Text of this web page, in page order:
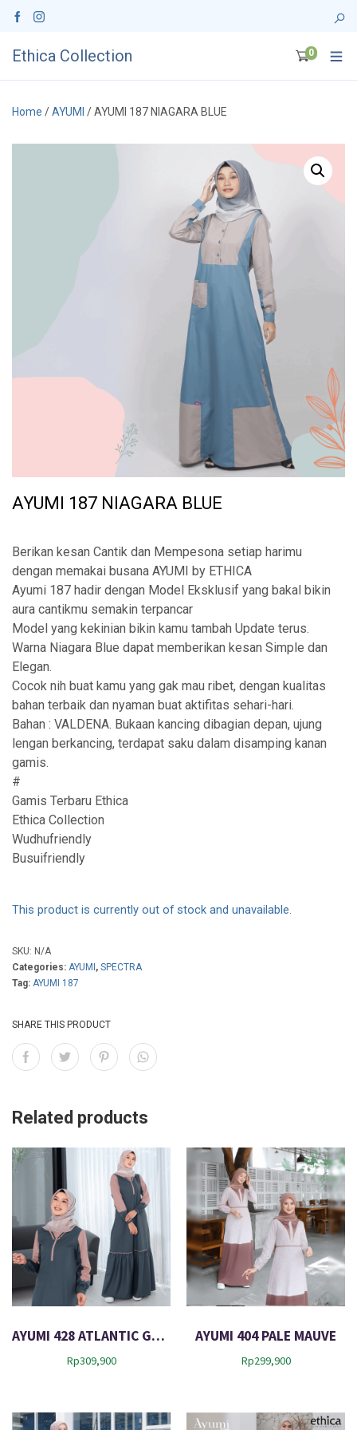
Ethica Collection 0
Home /AYUMI / AYUMI 187 NIAGARA BLUE
AYUMI 187 NIAGARA BLUE
Berikan kesan Cantik dan Mempesona setiap harimu
dengan memakai busana AYUMI by ETHICA
Ayumi 187 hadir dengan Model Eksklusif yang bakal bikin
aura cantikmu semakin terpancar
Model yang kekinian bikin kamu tambah Update terus.
Warna Niagara Blue dapat memberikan kesan Simple dan
Elegan.
Cocok nih buat kamu yang gak mau ribet, dengan kualitas
bahan terbaik dan nyaman buat aktifitas sehari-hari.
Bahan : VALDENA. Bukaan kancing dibagian depan, ujung
lengan berkancing, terdapat saku dalam disamping kanan
gamis.
#
Gamis Terbaru Ethica
Ethica Collection
Wudhufriendly
Busuifriendly
This product is currently out of stock and unavailable.
SKU: N/A
Categories: AYUMI , SPECTRA
Tag: AYUMI 187
SHARE THIS PRODUCT
Related products
AYUMI 428 ATLANTIC GREEN
Rp309,900
AYUMI 404 PALE MAUVE
Rp299,900